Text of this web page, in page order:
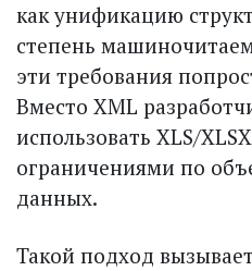
как унификацию
степень
эти требования
Вместо XML
использовать XLS/
ограничениями по
данных.
Такой подход